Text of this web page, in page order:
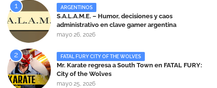
ARGENTINOS
S.A.L.A.M.E. – Humor, decisiones y caos
administrativo en clave gamer argentina
mayo 26, 2026
FATAL FURY CITY OF THE WOLVES
Mr. Karate regresa a South Town en FATAL FURY:
City of the Wolves
mayo 25, 2026